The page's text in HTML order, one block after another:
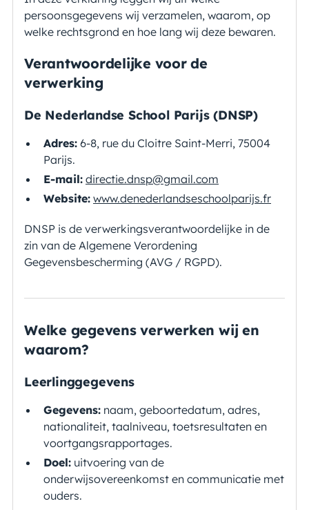
persoonsgegevens wij verzamelen, waarom, op
welke rechtsgrond en hoe lang wij deze bewaren.
Verantwoordelijke voor de
verwerking
De Nederlandse School Parijs (DNSP)
Adres: 6-8, rue du Cloitre Saint-Merri, 75004
Parijs.
E-mail: directie.dnsp@gmail.com
Website: www.denederlandseschoolparijs.fr
DNSP is de verwerkingsverantwoordelijke in de
zin van de Algemene Verordening
Gegevensbescherming (AVG / RGPD).
Welke gegevens verwerken wij en
waarom?
Leerlinggegevens
Gegevens: naam, geboortedatum, adres,
nationaliteit, taalniveau, toetsresultaten en
voortgangsrapportages.
Doel: uitvoering van de
onderwijsovereenkomst en communicatie met
ouders.